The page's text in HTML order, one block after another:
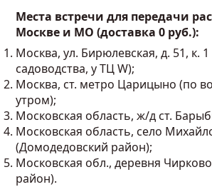
Места встречи для передачи
Москве и МО (доставка 0 руб.):
Москва, ул. Бирюлевская, д. 51, к. 1
садоводства, у ТЦ W);
Москва, ст. метро Царицыно (по
утром);
Московская область, ж/д ст.
Московская область, село
(Домодедовский район);
Московская обл., деревня
район).